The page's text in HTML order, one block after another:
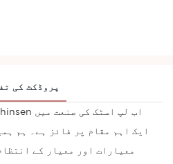
پروڈکٹ کی
ایک اہم مقام پر فائز ہے۔ ہم
معیارات اور معیار کے